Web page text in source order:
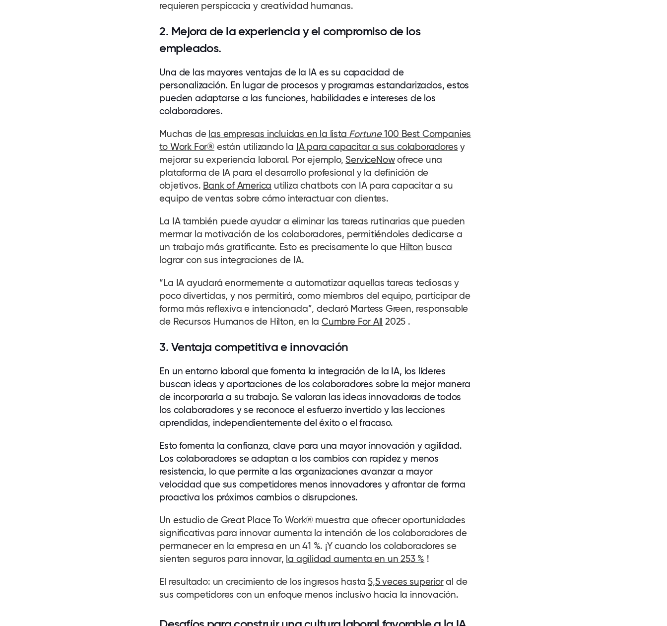
requieren perspicacia y creatividad humanas.
2. Mejora de la experiencia y el compromiso de los
empleados.
Una de las mayores ventajas de la IA es su capacidad de
personalización. En lugar de procesos y programas estandarizados, estos
pueden adaptarse a las funciones, habilidades e intereses de los
colaboradores.
Muchas de las empresas incluidas en la lista Fortune100 Best Companies
to Work For®están utilizando la IA para capacitar a sus colaboradores y
mejorar su experiencia laboral. Por ejemplo, ServiceNowofrece una
plataforma de IA para el desarrollo profesional y la definición de
objetivos. Bank of America utiliza chatbots con IA para capacitar a su
equipo de ventas sobre cómo interactuar con clientes.
La IA también puede ayudar a eliminar las tareas rutinarias que pueden
mermar la motivación de los colaboradores, permitiéndoles dedicarse a
un trabajo más gratificante. Esto es precisamente lo que Hilton busca
lograr con sus integraciones de IA.
“La IA ayudará enormemente a automatizar aquellas tareas tediosas y
poco divertidas, y nos permitirá, como miembros del equipo, participar de
forma más reflexiva e intencionada”, declaró Martess Green, responsable
de Recursos Humanos de Hilton, en la Cumbre For All 2025 .
3. Ventaja competitiva e innovación
En un entorno laboral que fomenta la integración de la IA, los líderes
buscan ideas y aportaciones de loscolaboradores sobre la mejor manera
de incorporarla a su trabajo. Se valoran las ideas innovadoras de todos
los colaboradores y se reconoce el esfuerzo invertido y las lecciones
aprendidas, independientemente del éxito o el fracaso.
Esto fomenta la confianza, clave para una mayor innovación y agilidad.
Los colaboradores se adaptan a los cambios con rapidez y menos
resistencia, lo que permite a las organizaciones avanzar a mayor
velocidad que sus competidores menos innovadores y afrontar de forma
proactiva los próximos cambios o disrupciones.
Un estudio de Great Place To Work® muestra que ofrecer oportunidades
significativas para innovar aumenta la intención de loscolaboradores de
permanecer en la empresa en un 41 %. ¡Y cuando loscolaboradores se
sienten seguros para innovar, la agilidad aumenta en un 253 % !
El resultado: un crecimiento de los ingresos hasta5,5 veces superioral de
sus competidores con un enfoque menos inclusivo hacia la innovación.